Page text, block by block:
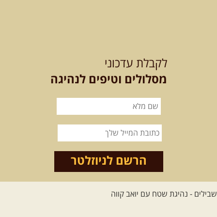
למגוון רכבי שטח
בחרנו לילה מיוחד לטיול מיוחד!
השמיים יהיו נקיים, הכוכבים ...
שישי- מעיינות
ואתגרים בצפון הרמה
מסלול חדש בצפון רמת הגולן בהובלת
מדריך תושב האזור. המסלול ...
לקבלת עדכוני
מסלולים וטיפים לנהיגה
הרשם לניוזלטר